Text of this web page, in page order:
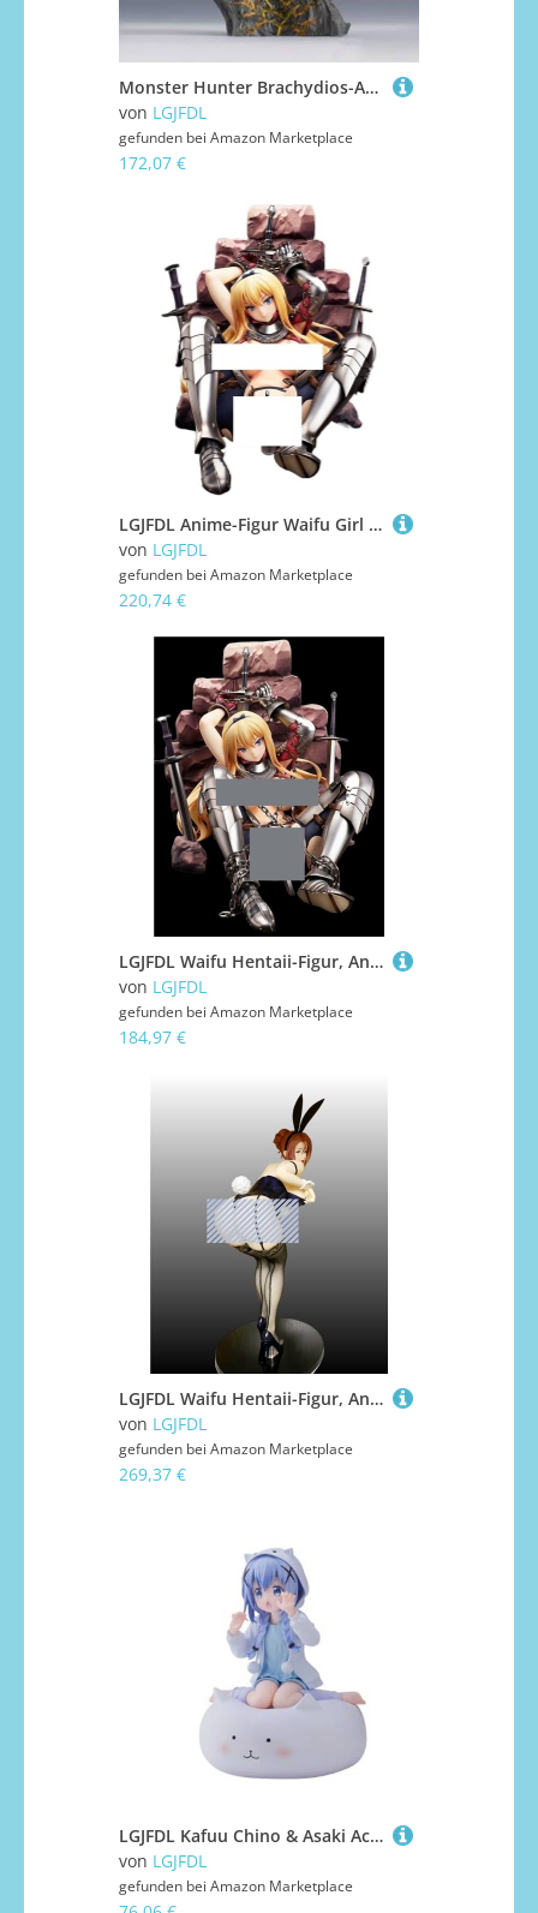
Monster Hunter Brachydios-Actionfigur, PVC-Charakter, Modell, Dekoration, Statue, Geschenke, Sammlerstücke, ohne Box, 18 cm (natürlich)
von LGJFDL
gefunden bei Amazon Marketplace
172,07 €
LGJFDL Anime-Figur Waifu Girl Hentaii, Anime-Girl-Figur +18 unzensierte Erwachsenen-Kollektion, Geschenk, Modell, Spielzeug, 17 cm (mit Hintergrund)
von LGJFDL
gefunden bei Amazon Marketplace
220,74 €
LGJFDL Waifu Hentaii-Figur, Anime-Girl-Figur + 18 unzensierte Sammlung, Geschenk, Spielzeug, 17 cm (ohne Hintergrund)
von LGJFDL
gefunden bei Amazon Marketplace
184,97 €
LGJFDL Waifu Hentaii-Figur, Anime-Girl-Figur, +18 unzensierte Sammlung, Geschenk, Spielzeug, 45 cm
von LGJFDL
gefunden bei Amazon Marketplace
269,37 €
LGJFDL Kafuu Chino & Asaki Actionfigur Anime Figur/Gemaltes Charaktermodell/Spielzeugmodell/PVC/Anime Sammlerstück (Kafuu Chino)
von LGJFDL
gefunden bei Amazon Marketplace